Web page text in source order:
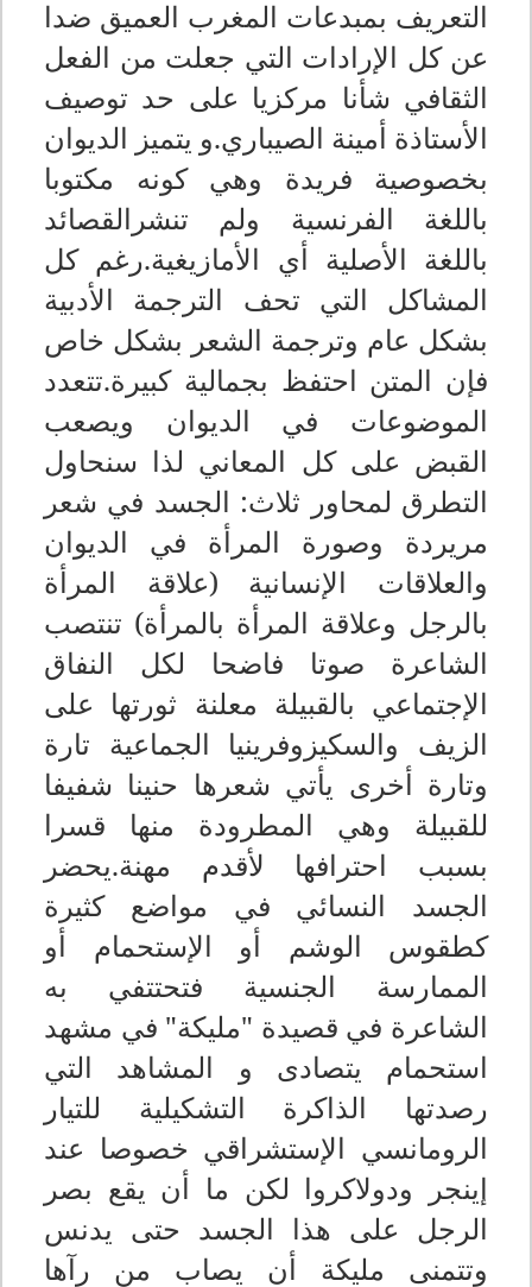
التعريف بمبدعات المغرب العميق ضدا
عن كل الإرادات التي جعلت من الفعل
الثقافي شأنا مركزيا على حد توصيف
الأستاذة أمينة الصيباري.و يتميز الديوان
بخصوصية فريدة وهي كونه مكتوبا
باللغة الفرنسية ولم تنشرالقصائد
باللغة الأصلية أي الأمازيغية.رغم كل
المشاكل التي تحف الترجمة الأدبية
بشكل عام وترجمة الشعر بشكل خاص
فإن المتن احتفظ بجمالية كبيرة.تتعدد
الموضوعات في الديوان ويصعب
القبض على كل المعاني لذا سنحاول
التطرق لمحاور ثلاث: الجسد في شعر
مريردة وصورة المرأة في الديوان
والعلاقات الإنسانية (علاقة المرأة
بالرجل وعلاقة المرأة بالمرأة) تنتصب
الشاعرة صوتا فاضحا لكل النفاق
الإجتماعي بالقبيلة معلنة ثورتها على
الزيف والسكيزوفرينيا الجماعية تارة
وتارة أخرى يأتي شعرها حنينا شفيفا
للقبيلة وهي المطرودة منها قسرا
بسبب احترافها لأقدم مهنة.يحضر
الجسد النسائي في مواضع كثيرة
كطقوس الوشم أو الإستحمام أو
الممارسة الجنسية فتحتتفي به
الشاعرة في قصيدة "مليكة" في مشهد
استحمام يتصادى و المشاهد التي
رصدتها الذاكرة التشكيلية للتيار
الرومانسي الإستشراقي خصوصا عند
إينجر ودولاكروا لكن ما أن يقع بصر
الرجل على هذا الجسد حتى يدنس
وتتمنى مليكة أن يصاب من رآها